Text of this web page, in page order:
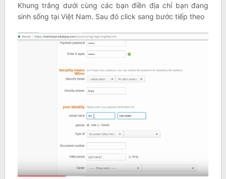
Khung trắng dưới cùng các bạn điền địa chỉ bạn đang
sinh sống tại Việt Nam. Sau đó click sang bước tiếp theo